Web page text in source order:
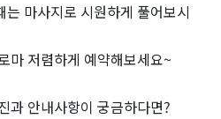
마사지로 시원하게 풀어보시
마 저렴하게 예약해보세요~
과 안내사항이 궁금하다면?